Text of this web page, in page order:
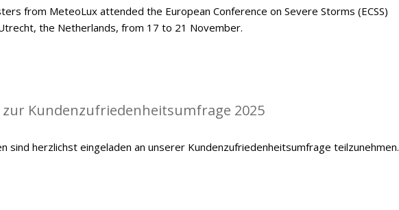
from MeteoLux attended the European Conference on Severe Storms (ECSS)
the Netherlands, from 17 to 21 November.
zur Kundenzufriedenheitsumfrage 2025
sind herzlichst eingeladen an unserer Kundenzufriedenheitsumfrage teilzunehmen.